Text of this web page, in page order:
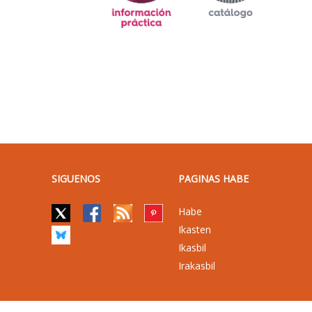
SIGUENOS PAGINAS HABE
Habe
Ikasten
Ikasbil
Irakasbil